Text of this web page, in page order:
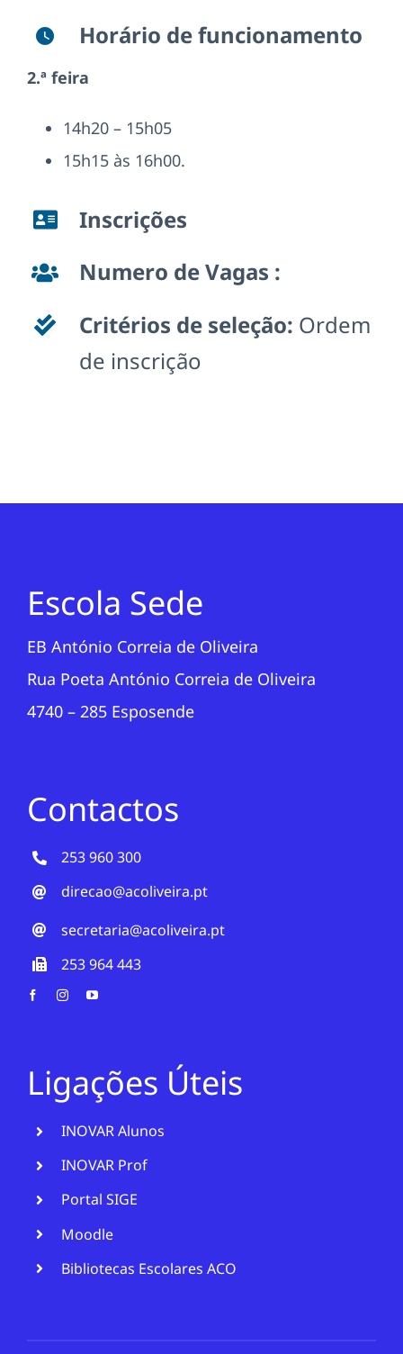
Horário de funcionamento
2.ª feira
14h20 – 15h05
15h15 às 16h00.
Inscrições
Numero de Vagas :
Critérios de seleção: Ordem
de inscrição
Escola Sede
EB António Correia de Oliveira
Rua Poeta António Correia de Oliveira
4740 – 285 Esposende
Contactos
253 960 300
direcao@acoliveira.pt
secretaria@acoliveira.pt
253 964 443
Ligações Úteis
INOVAR Alunos
INOVAR Prof
Portal SIGE
Moodle
Bibliotecas Escolares ACO